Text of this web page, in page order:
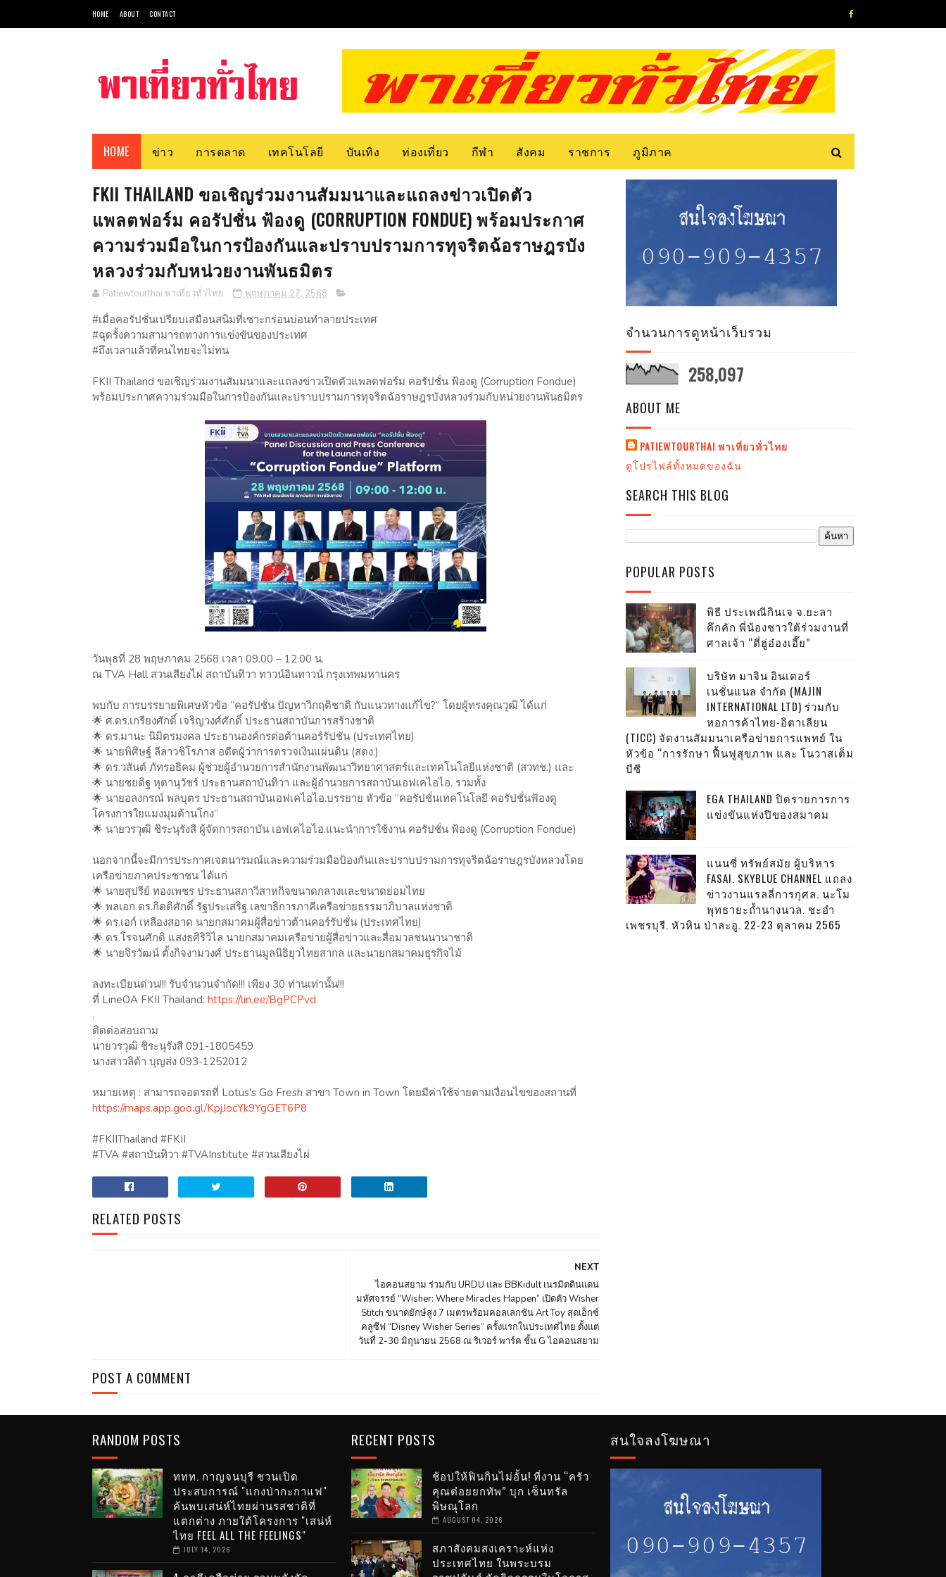
HOME ABOUT CONTACT
HOME ข่าว การตลาด เทคโนโลยี บันเทิง ท่องเที่ยว กีฬา สังคม ราชการ ภูมิภาค
FKII THAILAND ขอเชิญร่วมงานสัมมนาและแถลงข่าวเปิดตัว
แพลตฟอร์ม คอรัปชั่น ฟ้องดู (CORRUPTION FONDUE) พร้อมประกาศ
ความร่วมมือในการป้องกันและปราบปรามการทุจริตฉ้อราษฎรบัง
หลวงร่วมกับหน่วยงานพันธมิตร
Patiewtourthai พาเที่ยวทั่วไทย พฤษภาคม 27, 2568
#เมื่อคอรัปชั่นเปรียบเสมือนสนิมที่เซาะกร่อนบ่อนทำลายประเทศ
#ฉุดรั้งความสามารถทางการแข่งขันของประเทศ
#ถึงเวลาแล้วที่คนไทยจะไม่ทน
FKII Thailand ขอเชิญร่วมงานสัมมนาและแถลงข่าวเปิดตัวแพลตฟอร์ม คอรัปชั่น ฟ้องดู (Corruption Fondue)
พร้อมประกาศความร่วมมือในการป้องกันและปราบปรามการทุจริตฉ้อราษฎรบังหลวงร่วมกับหน่วยงานพันธมิตร
วันพุธที่ 28 พฤษภาคม 2568 เวลา 09.00 – 12.00 น.
ณ TVA Hall สวนเสียงไผ่ สถาบันทิวา ทาวน์อินทาวน์ กรุงเทพมหานคร
พบกับ การบรรยายพิเศษหัวข้อ “คอรัปชั่น ปัญหาวิกฤติชาติ กับแนวทางแก้ไข?” โดยผู้ทรงคุณวุฒิ ได้แก่
🌟 ศ.ดร.เกรียงศักดิ์ เจริญวงศ์ศักดิ์ ประธานสถาบันการสร้างชาติ
🌟 ดร.มานะ นิมิตรมงคล ประธานองค์กรต่อต้านคอร์รัปชัน (ประเทศไทย)
🌟 นายพิศิษฐ์ ลีลาวชิโรภาส อดีตผู้ว่าการตรวจเงินแผ่นดิน (สตง.)
🌟 ดร.วสันต์ ภัทรอธิคม ผู้ช่วยผู้อำนวยการสำนักงานพัฒนาวิทยาศาสตร์และเทคโนโลยีแห่งชาติ (สวทช.) และ
🌟 นายชยดิฐ หุตานุวัชร์ ประธานสถาบันทิวา และผู้อำนวยการสถาบันเอฟเคไอไอ. รวมทั้ง
🌟 นายอลงกรณ์ พลบุตร ประธานสถาบันเอฟเคไอไอ.บรรยาย หัวข้อ “คอรัปชั่นเทคโนโลยี คอรัปชั่นฟ้องดู
โครงการใยแมงมุมต้านโกง”
🌟 นายวรวุฒิ ชิระนุรังสี ผู้จัดการสถาบัน เอฟเคไอไอ.แนะนำการใช้งาน คอรัปชั่น ฟ้องดู (Corruption Fondue)
นอกจากนี้จะมีการประกาศเจตนารมณ์และความร่วมมือป้องกันและปราบปรามการทุจริตฉ้อราษฎรบังหลวงโดย
เครือข่ายภาคประชาชน ได้แก่
🌟 นายสุปรีย์ ทองเพชร ประธานสภาวิสาหกิจขนาดกลางและขนาดย่อมไทย
🌟 พลเอก ดร.กิตติศักดิ์ รัฐประเสริฐ เลขาธิการภาคีเครือข่ายธรรมาภิบาลแห่งชาติ
🌟 ดร.เอก์ เหลืองสอาด นายกสมาคมผู้สื่อข่าวต้านคอร์รัปชั่น (ประเทศไทย)
🌟 ดร.โรจนศักดิ แสงธศิริวิไล นายกสมาคมเครือข่ายผู้สื่อข่าวและสื่อมวลชนนานาชาติ
🌟 นายจิรวัฒน์ ตั้งกิจงามวงศ์ ประธานมูลนิธิยุวไทยสากล และนายกสมาคมธุรกิจไม้
ลงทะเบียนด่วน!!! รับจำนวนจำกัด!!! เพียง 30 ท่านเท่านั้น!!!
ที่ LineOA FKII Thailand: https://lin.ee/BgPCPvd
.
ติดต่อสอบถาม
นายวรวุฒิ ชิระนุรังสี 091-1805459
นางสาวลิต้า บุญส่ง 093-1252012
หมายเหตุ : สามารถจอดรถที่ Lotus's Go Fresh สาขา Town in Town โดยมีค่าใช้จ่ายตามเงื่อนไขของสถานที่
https://maps.app.goo.gl/KpjJocYk9YgGET6P8
#FKIIThailand #FKII
#TVA #สถาบันทิวา #TVAInstitute #สวนเสียงไผ่
RELATED POSTS
NEXT
ไอคอนสยาม ร่วมกับ URDU และ BBKidult เนรมิตดินแดน
มหัศจรรย์ “Wisher: Where Miracles Happen” เปิดตัว Wisher
Stitch ขนาดยักษ์สูง 7 เมตรพร้อมคอลเลกชัน Art Toy สุดเอ็กซ์
คลูซีฟ “Disney Wisher Series” ครั้งแรกในประเทศไทย ตั้งแต่
วันที่ 2-30 มิถุนายน 2568 ณ ริเวอร์ พาร์ค ชั้น G ไอคอนสยาม
POST A COMMENT
จำนวนการดูหน้าเว็บรวม
258,097
ABOUT ME
PATIEWTOURTHAI พาเที่ยวทั่วไทย
ดูโปรไฟล์ทั้งหมดของฉัน
SEARCH THIS BLOG
POPULAR POSTS
พิธี ประเพณีกินเจ จ.ยะลา
คึกคัก พี่น้องชาวใต้ร่วมงานที่
ศาลเจ้า “ตี่ฮู่อ๋องเอี๊ย”
บริษัท มาจิน อินเตอร์
เนชั่นแนล จำกัด (MAJIN
INTERNATIONAL LTD) ร่วมกับ
หอการค้าไทย-อิตาเลียน
(TICC) จัดงานสัมมนาเครือข่ายการแพทย์ ใน
หัวข้อ “การรักษา ฟื้นฟูสุขภาพ และ โนวาสเต็ม
บีซี
EGA THAILAND ปิดรายการการ
แข่งขันแห่งปีของสมาคม
แนนซี่ ทรัพย์สมัย ผู้บริหาร
FASAI. SKYBLUE CHANNEL แถลง
ข่าวงานแรลลี่การกุศล. นะโม
พุทธายะถ้ำนางนวล. ชะอำ
เพชรบุรี. หัวหิน ป่าละอู. 22-23 ตุลาคม 2565
RANDOM POSTS
ททท. กาญจนบุรี ชวนเปิด
ประสบการณ์ "แกงป่ากะกาแฟ"
ค้นพบเสน่ห์ไทยผ่านรสชาติที่
แตกต่าง ภายใต้โครงการ "เสน่ห์
ไทย FEEL ALL THE FEELINGS"
JULY 14, 2026
RECENT POSTS
ช้อปให้ฟินกินไม่อั้น! ที่งาน “ครัว
คุณต๋อยยกทัพ” บุก เซ็นทรัล
พิษณุโลก
AUGUST 04, 2026
สภาสังคมสงเคราะห์แห่ง
ประเทศไทย ในพระบรม
สนใจลงโฆษณา